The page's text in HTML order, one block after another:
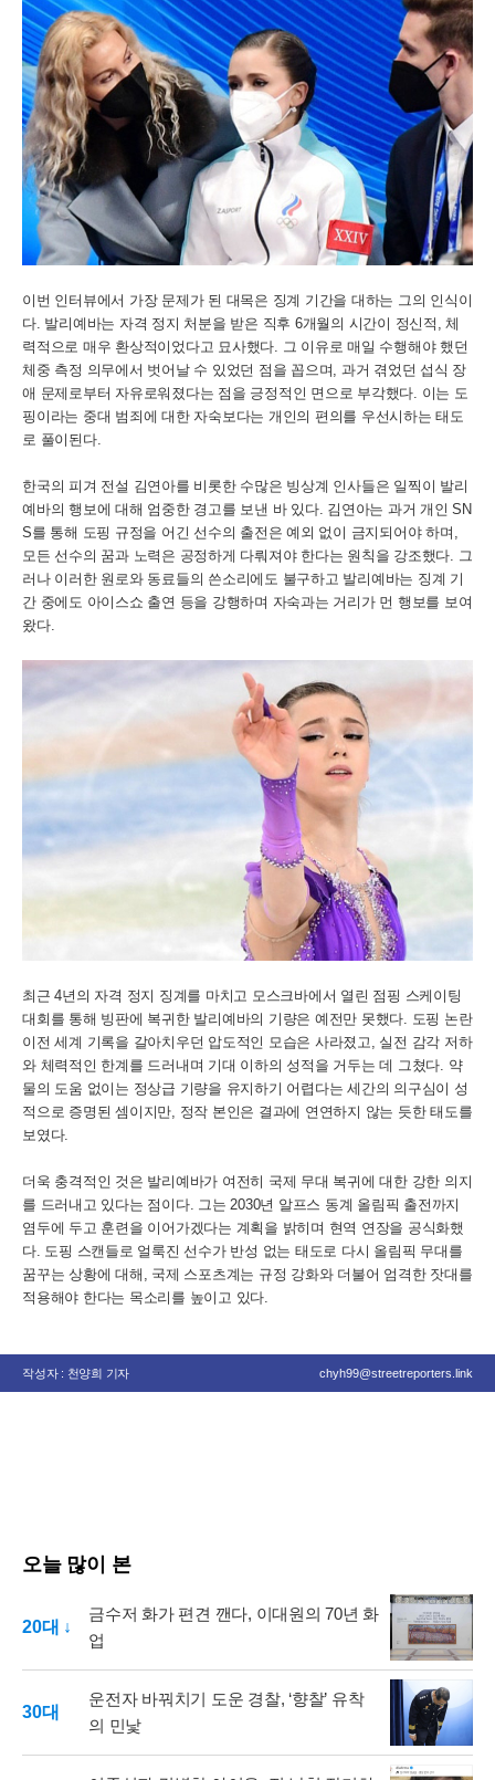
이번 인터뷰에서 가장 문제가 된 대목은 징계 기간을 대하는 그의 인식이
다. 발리예바는 자격 정지 처분을 받은 직후 6개월의 시간이 정신적, 체
력적으로 매우 환상적이었다고 묘사했다. 그 이유로 매일 수행해야 했던
체중 측정 의무에서 벗어날 수 있었던 점을 꼽으며, 과거 겪었던 섭식 장
애 문제로부터 자유로워졌다는 점을 긍정적인 면으로 부각했다. 이는 도
핑이라는 중대 범죄에 대한 자숙보다는 개인의 편의를 우선시하는 태도
로 풀이된다.
한국의 피겨 전설 김연아를 비롯한 수많은 빙상계 인사들은 일찍이 발리
예바의 행보에 대해 엄중한 경고를 보낸 바 있다. 김연아는 과거 개인 SN
S를 통해 도핑 규정을 어긴 선수의 출전은 예외 없이 금지되어야 하며,
모든 선수의 꿈과 노력은 공정하게 다뤄져야 한다는 원칙을 강조했다. 그
러나 이러한 원로와 동료들의 쓴소리에도 불구하고 발리예바는 징계 기
간 중에도 아이스쇼 출연 등을 강행하며 자숙과는 거리가 먼 행보를 보여
왔다.
최근 4년의 자격 정지 징계를 마치고 모스크바에서 열린 점핑 스케이팅
대회를 통해 빙판에 복귀한 발리예바의 기량은 예전만 못했다. 도핑 논란
이전 세계 기록을 갈아치우던 압도적인 모습은 사라졌고, 실전 감각 저하
와 체력적인 한계를 드러내며 기대 이하의 성적을 거두는 데 그쳤다. 약
물의 도움 없이는 정상급 기량을 유지하기 어렵다는 세간의 의구심이 성
적으로 증명된 셈이지만, 정작 본인은 결과에 연연하지 않는 듯한 태도를
보였다.
더욱 충격적인 것은 발리예바가 여전히 국제 무대 복귀에 대한 강한 의지
를 드러내고 있다는 점이다. 그는 2030년 알프스 동계 올림픽 출전까지
염두에 두고 훈련을 이어가겠다는 계획을 밝히며 현역 연장을 공식화했
다. 도핑 스캔들로 얼룩진 선수가 반성 없는 태도로 다시 올림픽 무대를
꿈꾸는 상황에 대해, 국제 스포츠계는 규정 강화와 더불어 엄격한 잣대를
적용해야 한다는 목소리를 높이고 있다.
작성자 : 천양희 기자 chyh99@streetreporters.link
오늘 많이 본
20대 ↓
금수저 화가 편견 깬다, 이대원의 70년 화
업
30대
운전자 바꿔치기 도운 경찰, ‘향찰’ 유착
의 민낯